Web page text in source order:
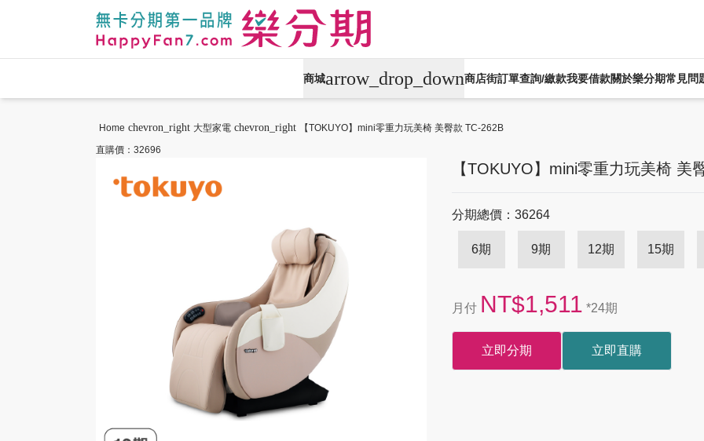
商城arrow_drop_down
攝影專區
商店街訂單查詢/繳款我要借款關於樂分期常見問
Home chevron_right 大型家電 chevron_right
【TOKUYO】mini零重力玩美椅 美臀款 TC-262B
直購價：32696
【TOKUYO】mini零重力玩美椅 美
分期總價：36264
6期 9期 12期 15期
月付 NT$1,511 *24期
立即分期 立即直購